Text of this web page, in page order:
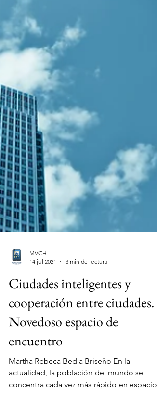
14 jul 2021
3 min de lectura
Ciudades inteligentes y
cooperación entre ciudades.
Novedoso espacio de
encuentro